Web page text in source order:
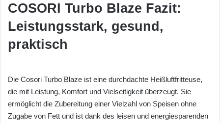
COSORI Turbo Blaze Fazit:
Leistungsstark, gesund,
praktisch
Die Cosori Turbo Blaze ist eine durchdachte Heißluftfritteuse,
die mit Leistung, Komfort und Vielseitigkeit überzeugt. Sie
ermöglicht die Zubereitung einer Vielzahl von Speisen ohne
Zugabe von Fett und ist dank des leisen und energiesparenden